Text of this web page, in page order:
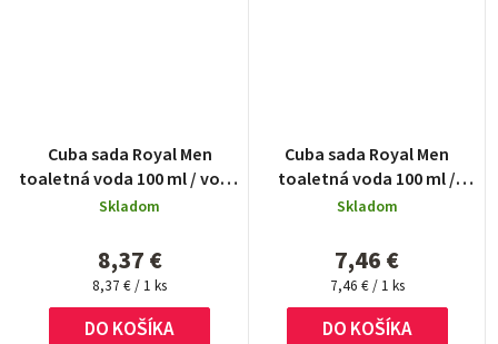
Cuba sada Royal Men
toaletná voda 100 ml / voda
po holení 100 ml / prívesok
Skladom
8,37 €
Jednotková
cena:
8,37 € / 1 ks
DO KOŠÍKA
Cuba sada Royal Men
toaletná voda 100 ml /
toaletná voda 35 ml / A/S
Skladom
7,46 €
Jednotková
cena:
7,46 € / 1 ks
DO KOŠÍKA